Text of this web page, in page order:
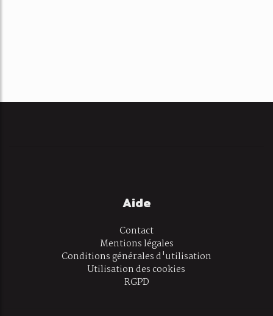
Aide
Contact
Mentions légales
Conditions générales d'utilisation
Utilisation des cookies
RGPD